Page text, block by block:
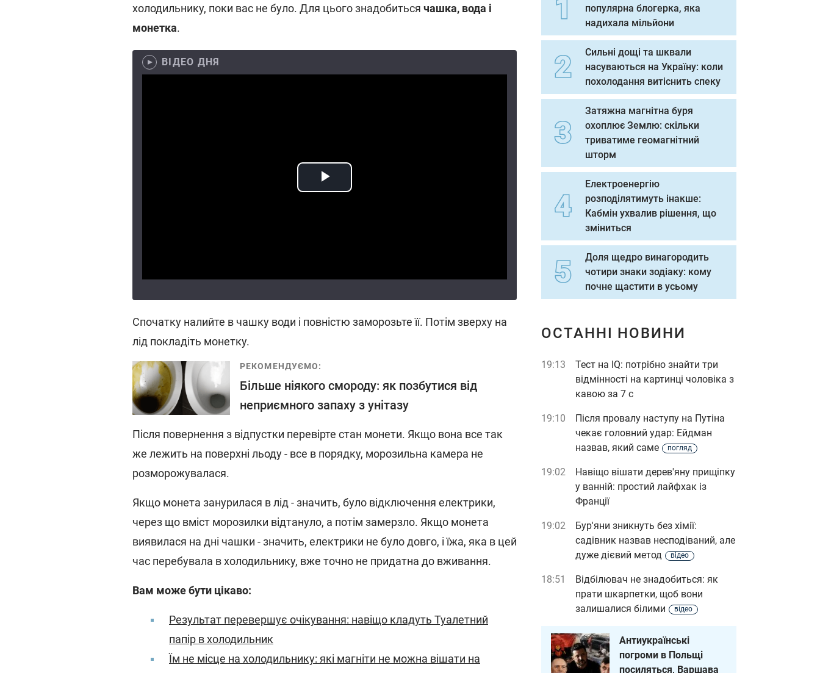
холодильнику, поки вас не було. Для цього знадобиться чашка, вода і
монетка.
ВІДЕО ДНЯ
Спочатку налийте в чашку води і повністю заморозьте її. Потім зверху на
лід покладіть монетку.
РЕКОМЕНДУЄМО:
Більше ніякого смороду: як позбутися від
неприємного запаху з унітазу
Після повернення з відпустки перевірте стан монети. Якщо вона все так
же лежить на поверхні льоду - все в порядку, морозильна камера не
розморожувалася.
Якщо монета занурилася в лід - значить, було відключення електрики,
через що вміст морозилки відтануло, а потім замерзло. Якщо монета
виявилася на дні чашки - значить, електрики не було довго, і їжа, яка в цей
час перебувала в холодильнику, вже точно не придатна до вживання.
Вам може бути цікаво:
Результат перевершує очікування: навіщо кладуть Туалетний
папір в холодильник
Їм не місце на холодильнику: які магніти не можна вішати на
популярна блогерка, яка
надихала мільйони
Сильні дощі та шквали
насуваються на Україну: коли
похолодання витіснить спеку
Затяжна магнітна буря
охоплює Землю: скільки
триватиме геомагнітний
шторм
Електроенергію
розподілятимуть інакше:
Кабмін ухвалив рішення, що
зміниться
Доля щедро винагородить
чотири знаки зодіаку: кому
почне щастити в усьому
ОСТАННІ НОВИНИ
19:13
Тест на IQ: потрібно знайти три
відмінності на картинці чоловіка з
кавою за 7 с
19:10
Після провалу наступу на Путіна
чекає головний удар: Ейдман
назвав, який саме
погляд
19:02
Навіщо вішати дерев'яну прищіпку
у ванній: простий лайфхак із
Франції
19:02
Бур'яни зникнуть без хімії:
садівник назвав несподіваний, але
дуже дієвий метод
відео
18:51
Відбілювач не знадобиться: як
прати шкарпетки, щоб вони
залишалися білими
відео
Антиукраїнські
погроми в Польщі
посиляться, Варшава